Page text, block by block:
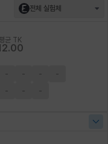
전체 실험체
평균 TK
- - -
-
- - -